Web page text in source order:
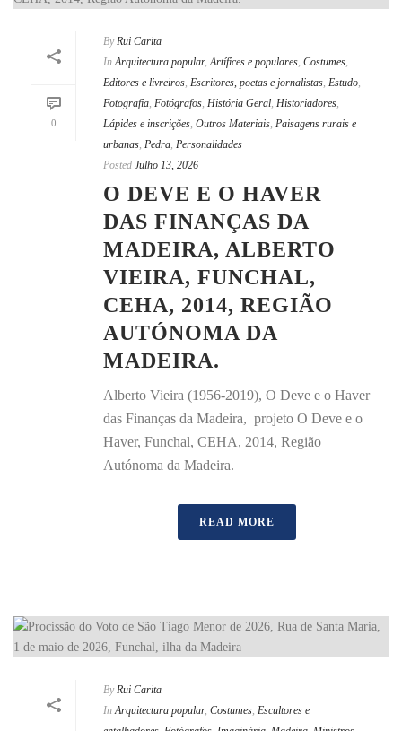
0
By Rui Carita
In Arquitectura popular,Artífices e populares, Costumes,
Editores e livreiros, Escritores, poetas e jornalistas, Estudo,
Fotografia, Fotógrafos, História Geral, Historiadores,
Lápides e inscrições, Outros Materiais, Paisagens rurais e
urbanas, Pedra, Personalidades
Posted Julho 13, 2026
O DEVE E O HAVER
DAS FINANÇAS DA
MADEIRA, ALBERTO
VIEIRA, FUNCHAL,
CEHA, 2014, REGIÃO
AUTÓNOMA DA
MADEIRA.
Alberto Vieira (1956-2019), O Deve e o Haver
das Finanças da Madeira, projeto O Deve e o
Haver, Funchal, CEHA, 2014, Região
Autónoma da Madeira.
READ MORE
By Rui Carita
In Arquitectura popular, Costumes, Escultores e